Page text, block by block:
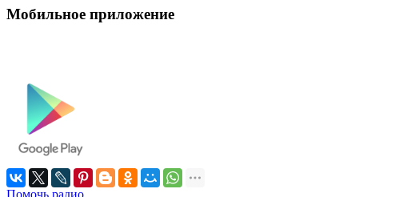
Мобильное приложение
Помочь радио